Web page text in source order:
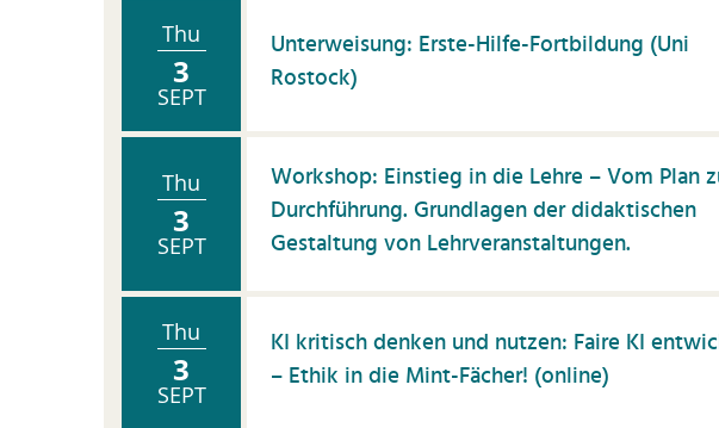
Thu
3
SEPT
Unterweisung: Erste-Hilfe-Fortbildung (Uni
Rostock)
Thu
3
SEPT
Workshop: Einstieg in die Lehre – Vom Plan
Durchführung. Grundlagen der didaktischen
Gestaltung von Lehrveranstaltungen.
Thu
3
SEPT
KI kritisch denken und nutzen: Faire KI
– Ethik in die Mint-Fächer! (online)